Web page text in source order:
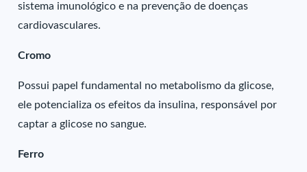
sistema imunológico e na prevenção de doenças
cardiovasculares.
Cromo
Possui papel fundamental no metabolismo da glicose,
ele potencializa os efeitos da insulina, responsável por
captar a glicose no sangue.
Ferro